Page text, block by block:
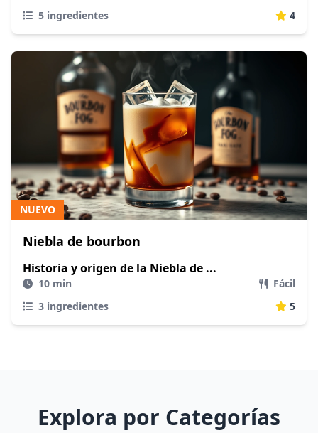
5 ingredientes
4
NUEVO
Niebla de bourbon
Historia y origen de la Niebla de ...
10 min
Fácil
3 ingredientes
5
Explora por Categorías